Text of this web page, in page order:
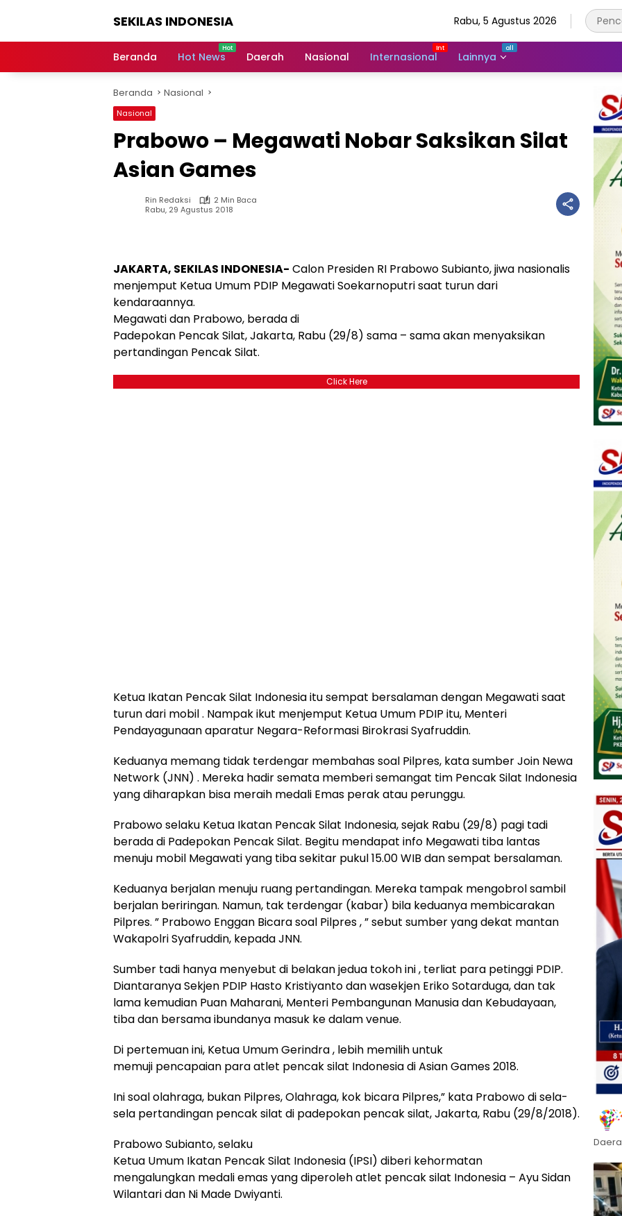
SEKILAS INDONESIA
Terkini,
Latest
World,
Headlines,
News
Rabu, 5 Agustus 2026
Beranda Hot News Daerah Nasional Internasional Lainnya
Beranda Nasional
Nasional
Prabowo – Megawati Nobar Saksikan Silat
Asian Games
Rin Redaksi
2 Min Baca
Rabu, 29 Agustus 2018
JAKARTA, SEKILAS INDONESIA- Calon Presiden RI Prabowo Subianto, jiwa nasionalis
menjemput Ketua Umum PDIP Megawati Soekarnoputri saat turun dari
kendaraannya.
Megawati dan Prabowo, berada di
Padepokan Pencak Silat, Jakarta, Rabu (29/8) sama – sama akan menyaksikan
pertandingan Pencak Silat.
Click Here
Ketua Ikatan Pencak Silat Indonesia itu sempat bersalaman dengan Megawati saat
turun dari mobil . Nampak ikut menjemput Ketua Umum PDIP itu, Menteri
Pendayagunaan aparatur Negara-Reformasi Birokrasi Syafruddin.
Keduanya memang tidak terdengar membahas soal Pilpres, kata sumber Join Newa
Network (JNN) . Mereka hadir semata memberi semangat tim Pencak Silat Indonesia
yang diharapkan bisa meraih medali Emas perak atau perunggu.
Prabowo selaku Ketua Ikatan Pencak Silat Indonesia, sejak Rabu (29/8) pagi tadi
berada di Padepokan Pencak Silat. Begitu mendapat info Megawati tiba lantas
menuju mobil Megawati yang tiba sekitar pukul 15.00 WIB dan sempat bersalaman.
Keduanya berjalan menuju ruang pertandingan. Mereka tampak mengobrol sambil
berjalan beriringan. Namun, tak terdengar (kabar) bila keduanya membicarakan
Pilpres. ” Prabowo Enggan Bicara soal Pilpres , ” sebut sumber yang dekat mantan
Wakapolri Syafruddin, kepada JNN.
Sumber tadi hanya menyebut di belakan jedua tokoh ini , terliat para petinggi PDIP.
Diantaranya Sekjen PDIP Hasto Kristiyanto dan wasekjen Eriko Sotarduga, dan tak
lama kemudian Puan Maharani, Menteri Pembangunan Manusia dan Kebudayaan,
tiba dan bersama ibundanya masuk ke dalam venue.
Di pertemuan ini, Ketua Umum Gerindra , lebih memilih untuk
memuji pencapaian para atlet pencak silat Indonesia di Asian Games 2018.
Ini soal olahraga, bukan Pilpres, Olahraga, kok bicara Pilpres,” kata Prabowo di sela-
sela pertandingan pencak silat di padepokan pencak silat, Jakarta, Rabu (29/8/2018).
Prabowo Subianto, selaku
Ketua Umum Ikatan Pencak Silat Indonesia (IPSI) diberi kehormatan
mengalungkan medali emas yang diperoleh atlet pencak silat Indonesia – Ayu Sidan
Wilantari dan Ni Made Dwiyanti.